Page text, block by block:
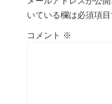
いている欄は必須項
コメント ※